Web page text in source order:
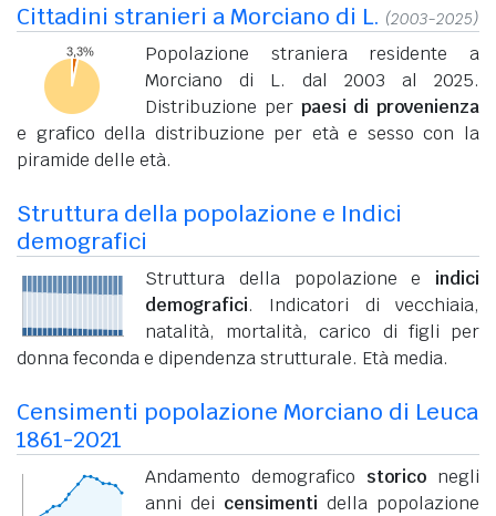
Cittadini stranieri a Morciano di L. (2003-2025)
Popolazione straniera residente a
Morciano di L. dal 2003 al 2025.
Distribuzione per paesi di provenienza
e grafico della distribuzione per età e sesso con la
piramide delle età.
Struttura della popolazione e Indici
demografici
Struttura della popolazione e indici
demografici. Indicatori di vecchiaia,
natalità, mortalità, carico di figli per
donna feconda e dipendenza strutturale. Età media.
Censimenti popolazione Morciano di Leuca
1861-2021
Andamento demografico storico negli
anni dei censimenti della popolazione